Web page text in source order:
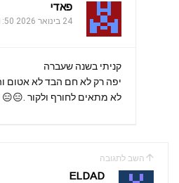
פאדי
24 בינואר 2026 at 11:50
קניתי בשנה שעברה
יפה רק לא חם הבד לא אטום
לא מתאים לחורף ולקור .😑😑
השב לתגובה
ELDAD